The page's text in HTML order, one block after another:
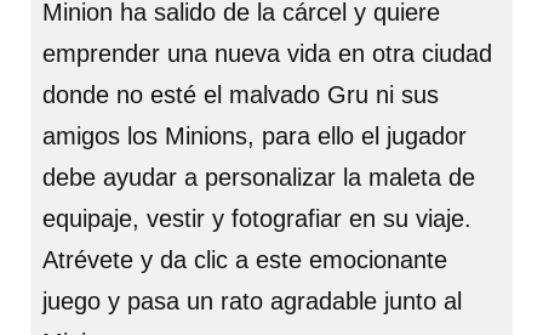
Minion ha salido de la cárcel y quiere
emprender una nueva vida en otra ciudad
donde no esté el malvado Gru ni sus
amigos los Minions, para ello el jugador
debe ayudar a personalizar la maleta de
equipaje, vestir y fotografiar en su viaje.
Atrévete y da clic a este emocionante
juego y pasa un rato agradable junto al